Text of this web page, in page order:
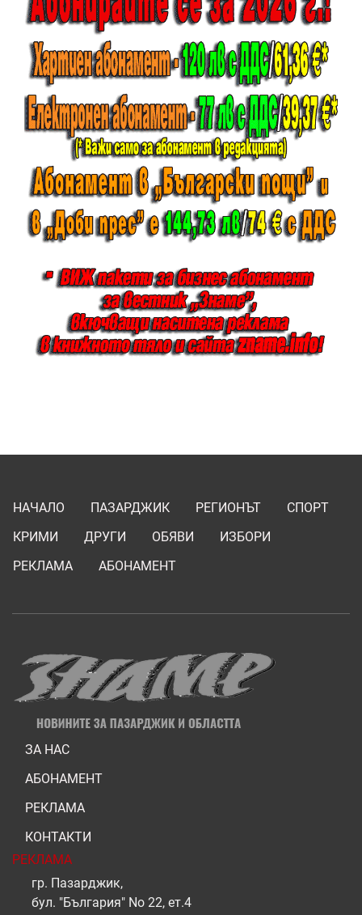
НАЧАЛО ПАЗАРДЖИК РЕГИОНЪТ
СПОРТ
КРИМИ
ДРУГИ ОБЯВИ
ИЗБОРИ
РЕКЛАМА
АБОНАМЕНТ
ЗА НАС
АБОНАМЕНТ
РЕКЛАМА
КОНТАКТИ
РЕКЛАМА
гр. Пазарджик,
бул. "България" No 22, ет.4